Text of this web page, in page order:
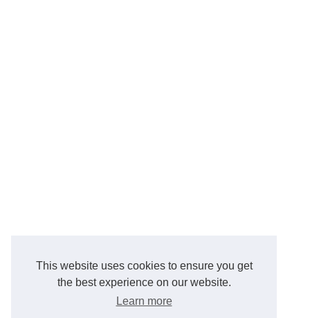
This website uses cookies to ensure you get
the best experience on our website.
Learn more